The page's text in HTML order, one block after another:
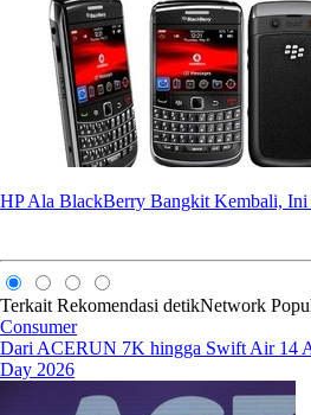
HP Ala BlackBerry Bangkit Kembali, Ini
Terkait Rekomendasi detikNetwork
Consumer
Dari ACERUN 7K hingga Swift Air 14
Day 2026